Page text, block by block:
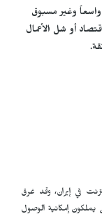
واسعاً وغير مسبوق
أو شل الأعمال
في إيران، وقد غرق
إمكانية الوصول